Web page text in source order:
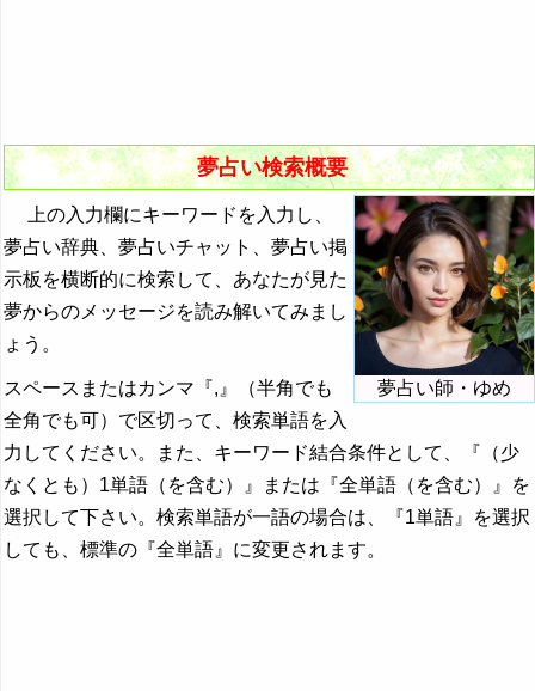
夢占い検索概要
夢占い師・ゆめ
上の入力欄にキーワードを入力し、
夢占い辞典、夢占いチャット、夢占い掲
示板を横断的に検索して、あなたが見た
夢からのメッセージを読み解いてみまし
ょう。
スペースまたはカンマ『,』（半角でも
全角でも可）で区切って、検索単語を入
力してください。また、キーワード結合条件として、『（少
なくとも）1単語（を含む）』または『全単語（を含む）』を
選択して下さい。検索単語が一語の場合は、『1単語』を選択
しても、標準の『全単語』に変更されます。